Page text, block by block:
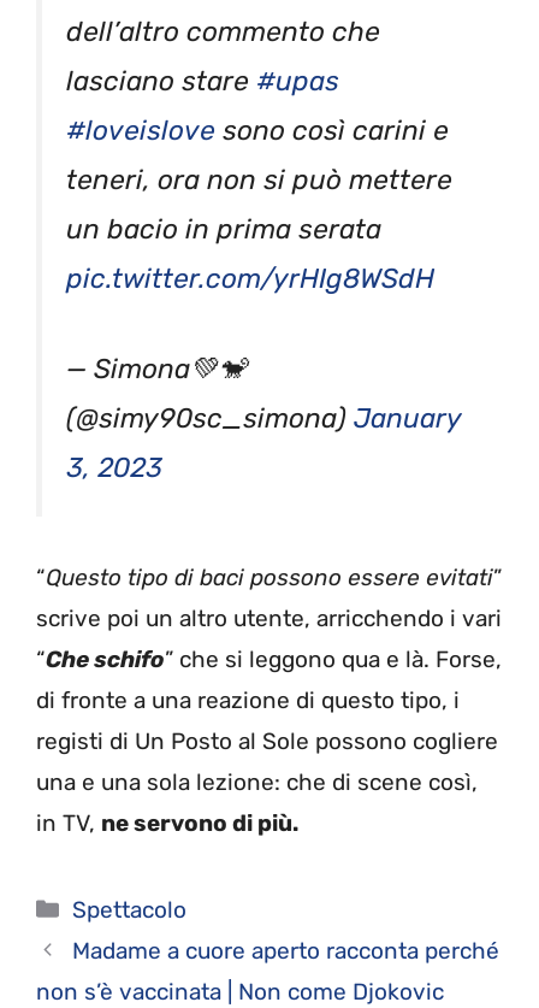
dell’altro commento che
lasciano stare #upas
#loveislove sono così carini e
teneri, ora non si può mettere
un bacio in prima serata
pic.twitter.com/yrHIg8WSdH
— Simona💚🐒
(@simy90sc_simona) January
3, 2023
“Questo tipo di baci possono essere evitati”
scrive poi un altro utente, arricchendo i vari
“Che schifo” che si leggono qua e là. Forse,
di fronte a una reazione di questo tipo, i
registi di Un Posto al Sole possono cogliere
una e una sola lezione: che di scene così,
in TV, ne servono di più.
Categorie
Spettacolo
Madame a cuore aperto racconta perché
non s’è vaccinata | Non come Djokovic